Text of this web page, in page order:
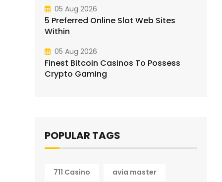
05 Aug 2026
5 Preferred Online Slot Web Sites
Within
05 Aug 2026
Finest Bitcoin Casinos To Possess
Crypto Gaming
POPULAR TAGS
711 Casino avia master